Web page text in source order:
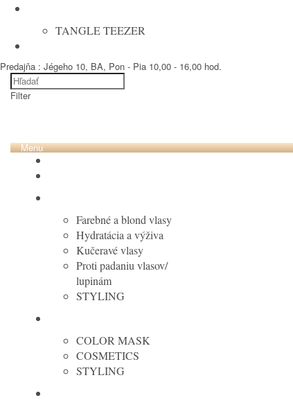
TANGLE TEEZER
Predajňa : Jégeho 10, BA, Pon - Pia 10,00 - 16,00 hod.
Filter
Menu
Farebné a blond vlasy
Hydratácia a výživa
Kučeravé vlasy
Proti padaniu vlasov/
lupinám
STYLING
COLOR MASK
COSMETICS
STYLING